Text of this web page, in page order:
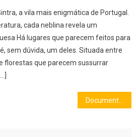
a vila mais enigmática de Portugal.
cada neblina revela um
Há lugares que parecem feitos para
sem dúvida, um deles. Situada entre
florestas que parecem sussurrar
Documentos necessários para viajar para Portugal